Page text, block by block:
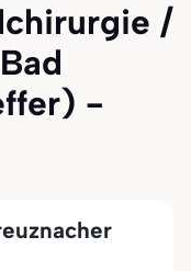
/
-